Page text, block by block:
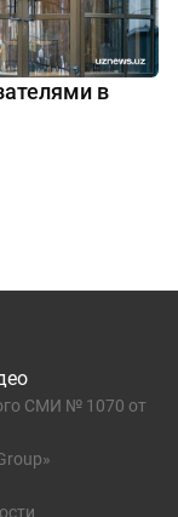
в
СМИ № 1070 от